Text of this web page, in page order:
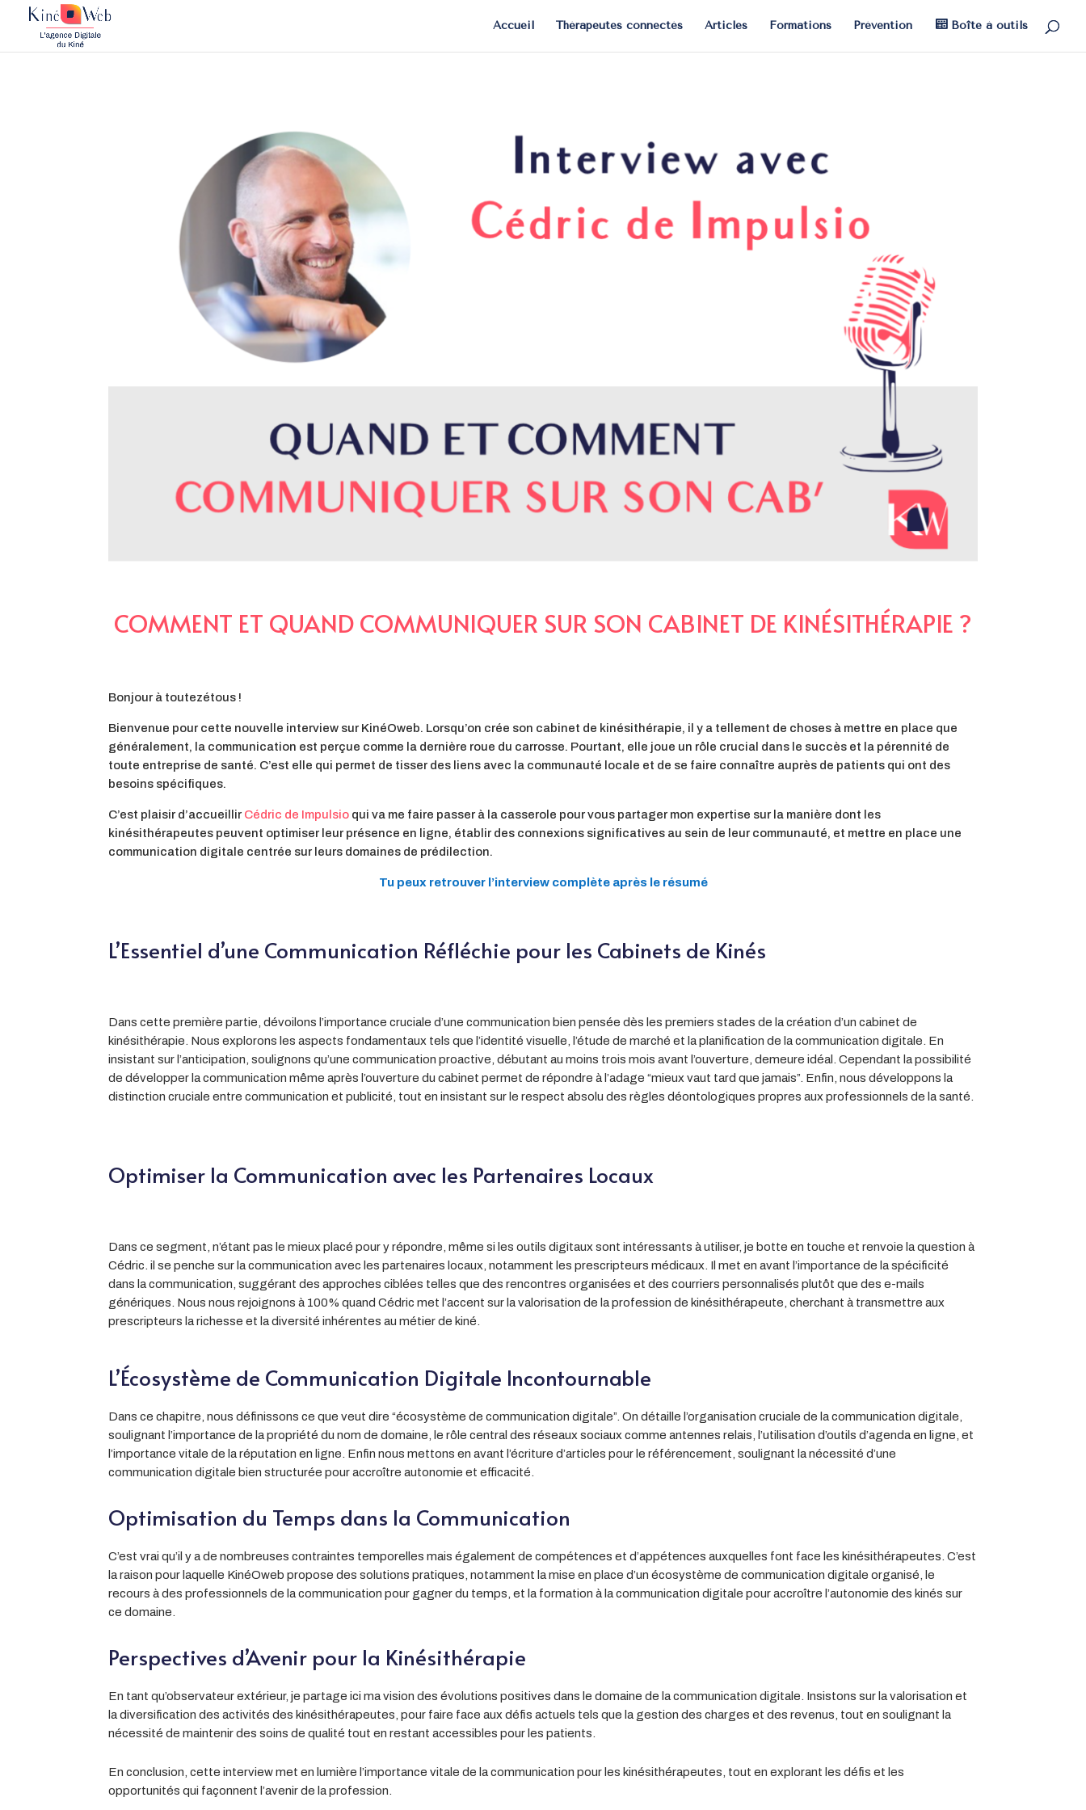
Accueil Thérapeutes connectés Articles Formations Prévention Boîte à outils
COMMENT ET QUAND COMMUNIQUER SUR SON CABINET DE KINÉSITHÉRAPIE ?
Bonjour à toutezétous !
Bienvenue pour cette nouvelle interview sur KinéOweb. Lorsqu’on crée son cabinet de kinésithérapie, il y a tellement de choses à mettre en place que
généralement, la communication est perçue comme la dernière roue du carrosse. Pourtant, elle joue un rôle crucial dans le succès et la pérennité de
toute entreprise de santé. C’est elle qui permet de tisser des liens avec la communauté locale et de se faire connaître auprès de patients qui ont des
besoins spécifiques.
C’est plaisir d’accueillir Cédric de Impulsio qui va me faire passer à la casserole pour vous partager mon expertise sur la manière dont les
kinésithérapeutes peuvent optimiser leur présence en ligne, établir des connexions significatives au sein de leur communauté, et mettre en place une
communication digitale centrée sur leurs domaines de prédilection.
Tu peux retrouver l’interview complète après le résumé
L’Essentiel d’une Communication Réfléchie pour les Cabinets de Kinés
Dans cette première partie, dévoilons l’importance cruciale d’une communication bien pensée dès les premiers stades de la création d’un cabinet de
kinésithérapie. Nous explorons les aspects fondamentaux tels que l’identité visuelle, l’étude de marché et la planification de la communication digitale. En
insistant sur l’anticipation, soulignons qu’une communication proactive, débutant au moins trois mois avant l’ouverture, demeure idéal. Cependant la possibilité
de développer la communication même après l’ouverture du cabinet permet de répondre à l’adage “mieux vaut tard que jamais”. Enfin, nous développons la
distinction cruciale entre communication et publicité, tout en insistant sur le respect absolu des règles déontologiques propres aux professionnels de la santé.
Optimiser la Communication avec les Partenaires Locaux
Dans ce segment, n’étant pas le mieux placé pour y répondre, même si les outils digitaux sont intéressants à utiliser, je botte en touche et renvoie la question à
Cédric. il se penche sur la communication avec les partenaires locaux, notamment les prescripteurs médicaux. Il met en avant l’importance de la spécificité
dans la communication, suggérant des approches ciblées telles que des rencontres organisées et des courriers personnalisés plutôt que des e-mails
génériques. Nous nous rejoignons à 100% quand Cédric met l’accent sur la valorisation de la profession de kinésithérapeute, cherchant à transmettre aux
prescripteurs la richesse et la diversité inhérentes au métier de kiné.
L’Écosystème de Communication Digitale Incontournable
Dans ce chapitre, nous définissons ce que veut dire “écosystème de communication digitale”. On détaille l’organisation cruciale de la communication digitale,
soulignant l’importance de la propriété du nom de domaine, le rôle central des réseaux sociaux comme antennes relais, l’utilisation d’outils d’agenda en ligne, et
l’importance vitale de la réputation en ligne. Enfin nous mettons en avant l’écriture d’articles pour le référencement, soulignant la nécessité d’une
communication digitale bien structurée pour accroître autonomie et efficacité.
Optimisation du Temps dans la Communication
C’est vrai qu’il y a de nombreuses contraintes temporelles mais également de compétences et d’appétences auxquelles font face les kinésithérapeutes. C’est
la raison pour laquelle KinéOweb propose des solutions pratiques, notamment la mise en place d’un écosystème de communication digitale organisé, le
recours à des professionnels de la communication pour gagner du temps, et la formation à la communication digitale pour accroître l’autonomie des kinés sur
ce domaine.
Perspectives d’Avenir pour la Kinésithérapie
En tant qu’observateur extérieur, je partage ici ma vision des évolutions positives dans le domaine de la communication digitale. Insistons sur la valorisation et
la diversification des activités des kinésithérapeutes, pour faire face aux défis actuels tels que la gestion des charges et des revenus, tout en soulignant la
nécessité de maintenir des soins de qualité tout en restant accessibles pour les patients.
En conclusion, cette interview met en lumière l’importance vitale de la communication pour les kinésithérapeutes, tout en explorant les défis et les
opportunités qui façonnent l’avenir de la profession.